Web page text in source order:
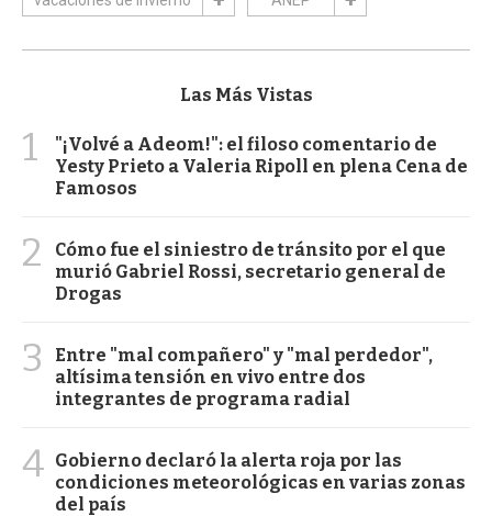
Las Más Vistas
1
"¡Volvé a Adeom!": el filoso comentario de
Yesty Prieto a Valeria Ripoll en plena Cena de
Famosos
2
Cómo fue el siniestro de tránsito por el que
murió Gabriel Rossi, secretario general de
Drogas
3
Entre "mal compañero" y "mal perdedor",
altísima tensión en vivo entre dos
integrantes de programa radial
4 Gobierno declaró la alerta roja por las
condiciones meteorológicas en varias zonas
del país